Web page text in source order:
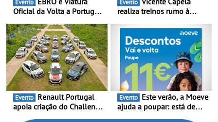
Evento
Oficial da Volta a Portugal
presença nacional ao lado
da mítica prova de ciclismo
e leva a sua gama SUV
multi-energia às estradas
de Portugal
Evento
realiza treinos rumo à
Portugal Karting e mira boa
estreia - O Campeonato
Portugal Karting 2026
decorre entre 1 de Março e
6 de Setembro
Evento
apoia criação do Challenge
Evento
ajuda a poupar: está de